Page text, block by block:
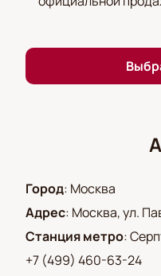
квадрате» в Театре
Город: Москва
Адрес: Москва, ул.
Станция метро:
+7 (499) 460-63-24